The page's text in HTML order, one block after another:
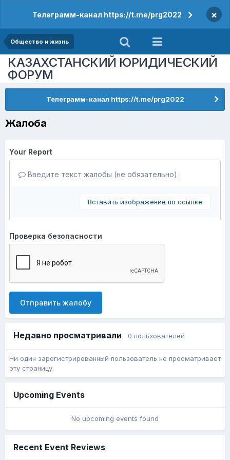
Телеграмм-канал https://t.me/prg2022 ×
Общество и жизнь
КАЗАХСТАНСКИЙ ЮРИДИЧЕСКИЙ
ФОРУМ
Телеграмм-канал https://t.me/prg2022
Жалоба
Your Report
Введите текст жалобы (не обязательно).
Вставить изображение по ссылке
Проверка безопасности
Отправить жалобу
Недавно просматривали 0 пользователей
Ни один зарегистрированный пользователь не просматривает
эту страницу.
Upcoming Events
No upcoming events found
Recent Event Reviews